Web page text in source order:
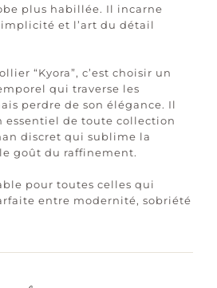
plus habillée. Il incarne
et l’art du détail
“Kyora”, c’est choisir un
qui traverse les
perdre de son élégance. Il
essentiel de toute collection
discret qui sublime la
goût du raffinement.
pour toutes celles qui
entre modernité, sobriété